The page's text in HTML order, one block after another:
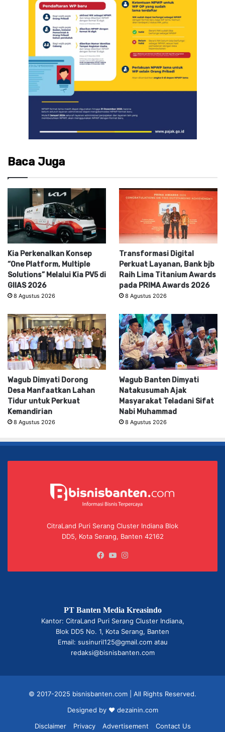
Baca Juga
Kia Perkenalkan Konsep
“One Platform, Multiple
Solutions” Melalui Kia PV5 di
GIIAS 2026
8 Agustus 2026
Transformasi Digital
Perkuat Layanan, Bank bjb
Raih Lima Titanium Awards
pada PRIMA Awards 2026
8 Agustus 2026
Wagub Dimyati Dorong
Desa Manfaatkan Lahan
Tidur untuk Perkuat
Kemandirian
8 Agustus 2026
Wagub Banten Dimyati
Natakusumah Ajak
Masyarakat Teladani Sifat
Nabi Muhammad
8 Agustus 2026
CitraLand Puri Serang Cluster Indiana Blok
DD5, Kota Serang, Banten 42162
Facebook
YouTube
PT Banten Media Kreasindo
Kantor: CitraLand Puri Serang Cluster Indiana,
Blok DD5 No. 1, Kota Serang, Banten
Email: susinuril125@gmail.com atau
redaksi@bisnisbanten.com
© 2017-2025 bisnisbanten.com | All Rights Reserved.
Designed by ❤ dezainin.com
Disclaimer
Privacy Advertisement Contact Us